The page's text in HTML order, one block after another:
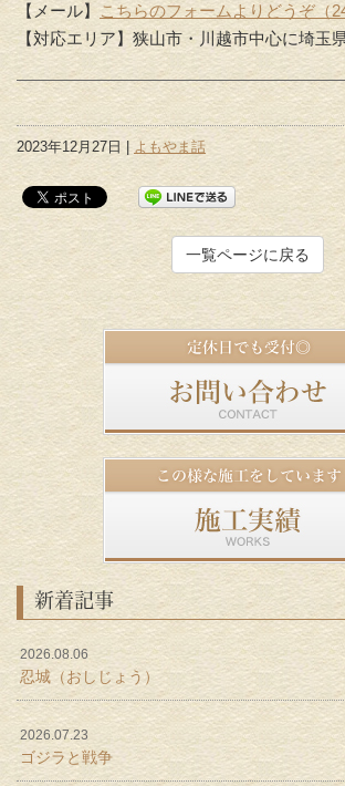
【メール】
こちらのフォームよりどうぞ（
【対応エリア】狭山市・川越市中心に埼玉
2023年12月27日 | よもやま話
一覧ページに戻る
新着記事
2026.08.06
忍城（おしじょう）
2026.07.23
ゴジラと戦争